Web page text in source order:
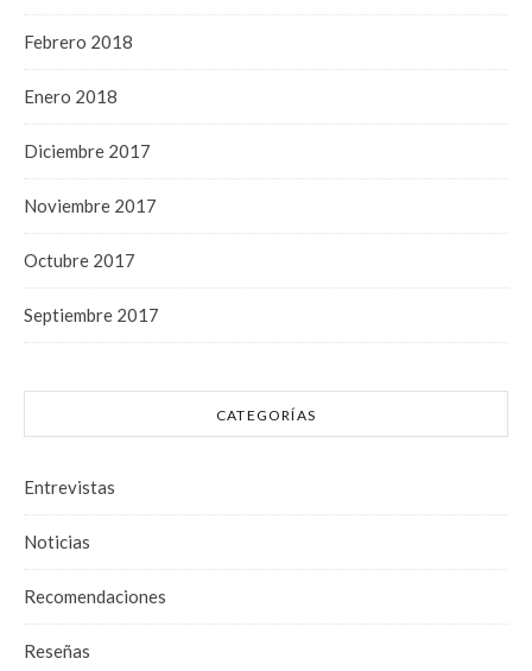
Febrero 2018
Enero 2018
Diciembre 2017
Noviembre 2017
Octubre 2017
Septiembre 2017
CATEGORÍAS
Entrevistas
Noticias
Recomendaciones
Reseñas